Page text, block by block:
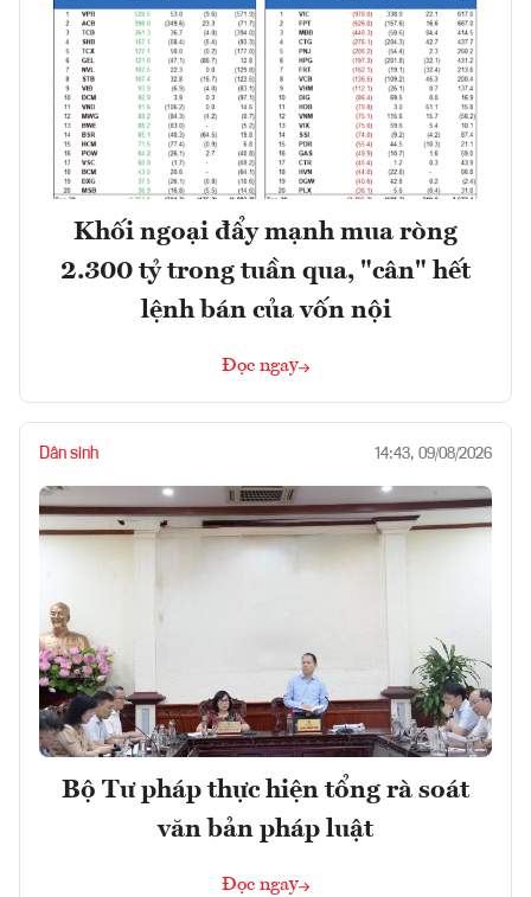
Khối ngoại đẩy mạnh mua ròng
2.300 tỷ trong tuần qua, "cân" hết
lệnh bán của vốn nội
Đọc ngay
Dân sinh 14:43, 09/08/2026
Bộ Tư pháp thực hiện tổng rà soát
văn bản pháp luật
Đọc ngay